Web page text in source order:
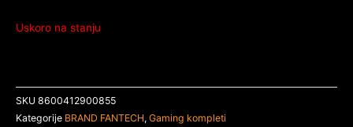
Uskoro na stanju
SKU 8600412900855
Kategorije BRAND FANTECH, Gaming kompleti